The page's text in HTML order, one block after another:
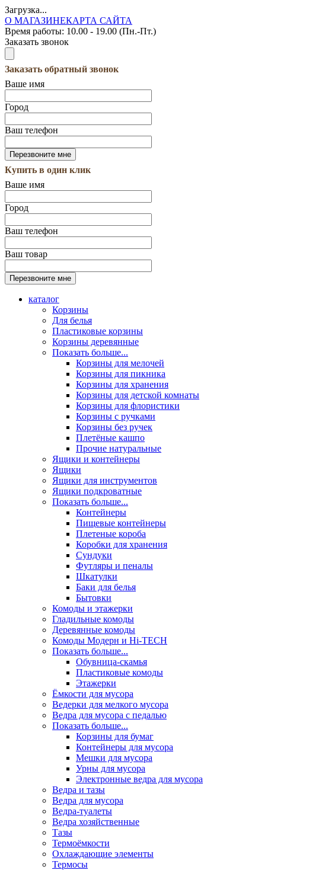
Загрузка...
О МАГАЗИНЕКАРТА САЙТА
Время работы: 10.00 - 19.00 (Пн.-Пт.)
Заказать звонок
Заказать обратный звонок
Ваше имя
Город
Ваш телефон
Купить в один клик
Ваше имя
Город
Ваш телефон
Ваш товар
каталог
Корзины
Для белья
Пластиковые корзины
Корзины деревянные
Показать больше...
Корзины для мелочей
Корзины для пикника
Корзины для хранения
Корзины для детской комнаты
Корзины для флористики
Корзины с ручками
Корзины без ручек
Плетёные кашпо
Прочие натуральные
Ящики и контейнеры
Ящики
Ящики для инструментов
Ящики подкроватные
Показать больше...
Контейнеры
Пищевые контейнеры
Плетеные короба
Коробки для хранения
Сундуки
Футляры и пеналы
Шкатулки
Баки для белья
Бытовки
Комоды и этажерки
Гладильные комоды
Деревянные комоды
Комоды Модерн и Hi-TECH
Показать больше...
Обувница-скамья
Пластиковые комоды
Этажерки
Ёмкости для мусора
Ведерки для мелкого мусора
Ведра для мусора с педалью
Показать больше...
Корзины для бумаг
Контейнеры для мусора
Мешки для мусора
Урны для мусора
Электронные ведра для мусора
Ведра и тазы
Ведра для мусора
Ведра-туалеты
Ведра хозяйственные
Тазы
Термоёмкости
Охлаждающие элементы
Термосы